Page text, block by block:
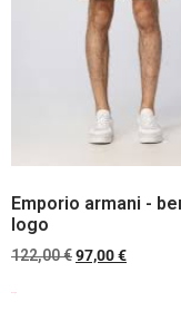
Emporio armani -
logo
122,00€97,00€